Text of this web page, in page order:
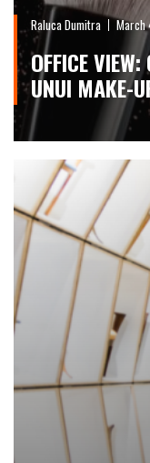
Raluca Dumitra March
OFFICE
UNUI MAKE-